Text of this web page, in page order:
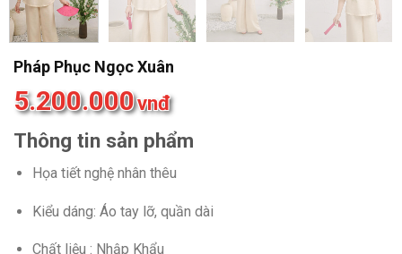
Pháp Phục Ngọc Xuân
5.200.000vnđ
Thông tin sản phẩm
Họa tiết nghệ nhân thêu
Kiểu dáng: Áo tay lỡ, quần dài
Chất liệu : Nhập Khẩu